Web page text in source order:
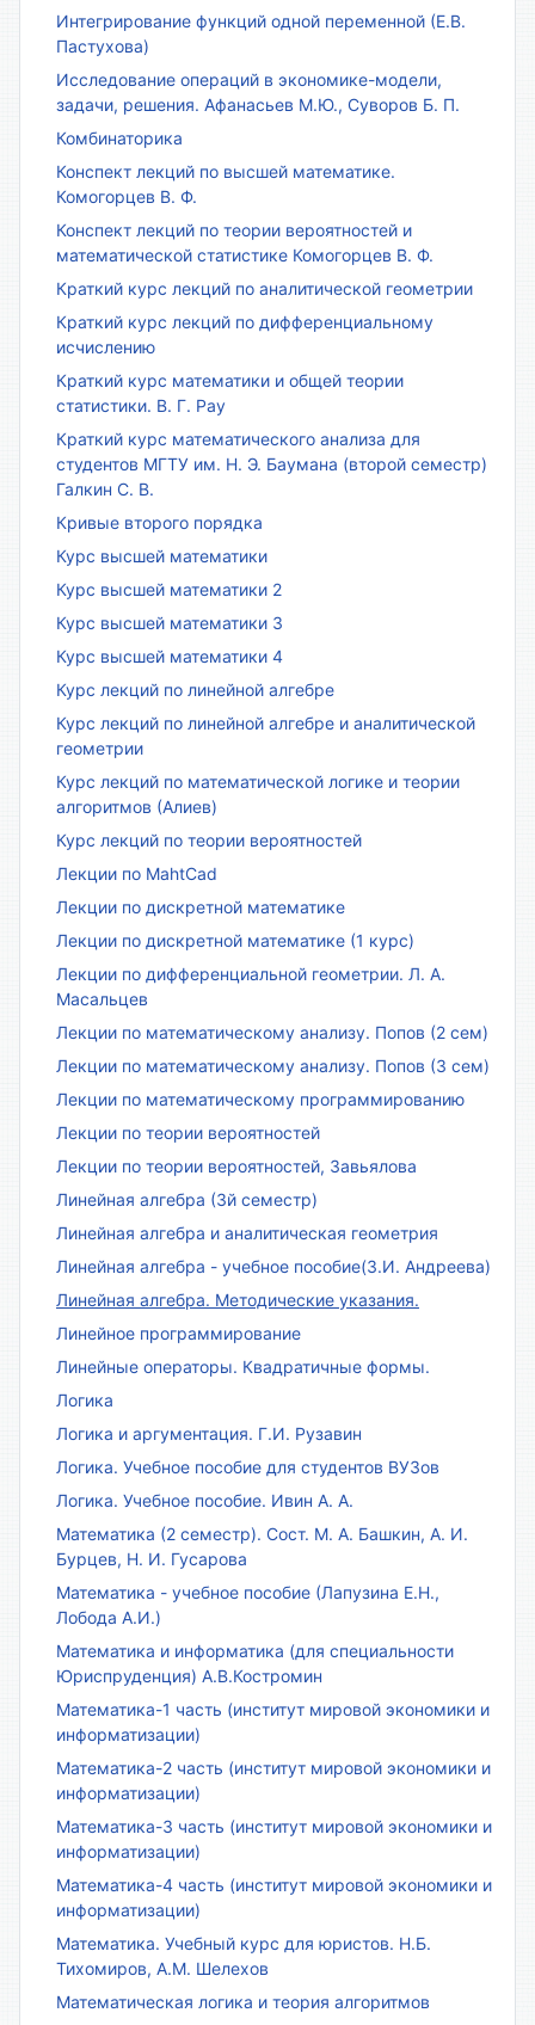
Интегрирование функций одной переменной (Е.В.
Пастухова)
Исследование операций в экономике-модели,
задачи, решения. Афанасьев М.Ю., Суворов Б. П.
Комбинаторика
Конспект лекций по высшей математике.
Комогорцев В. Ф.
Конспект лекций по теории вероятностей и
математической статистике Комогорцев В. Ф.
Краткий курс лекций по аналитической геометрии
Краткий курс лекций по дифференциальному
исчислению
Краткий курс математики и общей теории
статистики. В. Г. Рау
Краткий курс математического анализа для
студентов МГТУ им. Н. Э. Баумана (второй семестр)
Галкин С. В.
Кривые второго порядка
Курс высшей математики
Курс высшей математики 2
Курс высшей математики 3
Курс высшей математики 4
Курс лекций по линейной алгебре
Курс лекций по линейной алгебре и аналитической
геометрии
Курс лекций по математической логике и теории
алгоритмов (Алиев)
Курс лекций по теории вероятностей
Лекции по MahtCad
Лекции по дискретной математике
Лекции по дискретной математике (1 курс)
Лекции по дифференциальной геометрии. Л. А.
Масальцев
Лекции по математическому анализу. Попов (2 сем)
Лекции по математическому анализу. Попов (3 сем)
Лекции по математическому программированию
Лекции по теории вероятностей
Лекции по теории вероятностей, Завьялова
Линейная алгебра (3й семестр)
Линейная алгебра и аналитическая геометрия
Линейная алгебра - учебное пособие(З.И. Андреева)
Линейная алгебра. Методические указания.
Линейное программирование
Линейные операторы. Квадратичные формы.
Логика
Логика и аргументация. Г.И. Рузавин
Логика. Учебное пособие для студентов ВУЗов
Логика. Учебное пособие. Ивин А. А.
Математика (2 семестр). Сост. М. А. Башкин, А. И.
Бурцев, Н. И. Гусарова
Математика - учебное пособие (Лапузина Е.Н.,
Лобода А.И.)
Математика и информатика (для специальности
Юриспруденция) А.В.Костромин
Математика-1 часть (институт мировой экономики и
информатизации)
Математика-2 часть (институт мировой экономики и
информатизации)
Математика-3 часть (институт мировой экономики и
информатизации)
Математика-4 часть (институт мировой экономики и
информатизации)
Математика. Учебный курс для юристов. Н.Б.
Тихомиров, А.М. Шелехов
Математическая логика и теория алгоритмов